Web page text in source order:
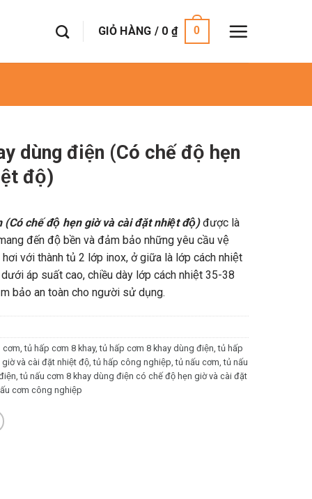
GIỎ HÀNG / 0₫ 0
dùng điện (Có chế độ hẹn
độ)
(Có chế độ hẹn giờ và cài đặt nhiệt độ)được là
đến độ bền và đảm bảo những yêu cầu vệ
với thành tủ 2 lớp inox, ở giữa là lớp cách nhiệt
áp suất cao, chiều dày lớp cách nhiệt 35-38
bảo an toàn cho người sử dụng.
cơm ,tủ hấp cơm 8 khay,tủ hấp cơm 8 khay dùng điện ,tủ hấp
và cài đặt nhiệt độ ,tủ hấp công nghiệp ,tủ nấu cơm ,tủ nấu
,tủ nấu cơm 8 khay dùng điện có chế độ hẹn giờ và cài đặt
cơm công nghiệp